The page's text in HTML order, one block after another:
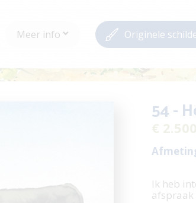
Meer info Originele
54 -
Ik heb